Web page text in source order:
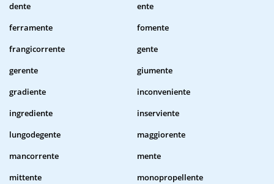
dente
ente
ferramente
fomente
frangicorrente
gente
gerente
giumente
gradiente
inconveniente
ingrediente
inserviente
lungodegente
maggiorente
mancorrente
mente
mittente
monopropellente